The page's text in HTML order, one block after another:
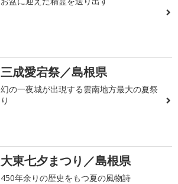
三成愛宕祭／島根県
幻の一夜城が出現する雲南地方最大の夏祭
り
大東七夕まつり／島根県
450年余りの歴史をもつ夏の風物詩